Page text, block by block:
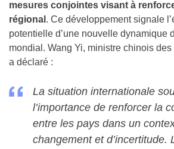
mesures conjointes visant à
régional . Ce développement signale
potentielle d’une nouvelle dynamique
mondial. Wang Yi, ministre chinois
a déclaré :
La situation internationale
l’importance de renforcer la
entre les pays dans un
changement et d’incertitude.